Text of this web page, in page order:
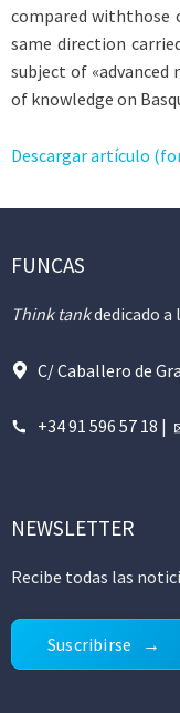
compared withthose
same direction
subject of «advanced
of knowledge on
Descargar artículo
FUNCAS
Think tankdedicado a
C/ Caballero de
+34 91 596 57 18 |
NEWSLETTER
Recibe todas las
Suscribirse